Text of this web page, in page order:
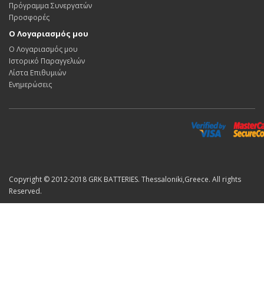
Πρόγραμμα Συνεργατών
Προσφορές
Ο Λογαριασμός μου
Ο Λογαριασμός μου
Ιστορικό Παραγγελιών
Λίστα Επιθυμιών
Ενημερώσεις
Copyright © 2012-2018 GRK BATTERIES. Thessaloniki,Greece. All rights
Reserved.